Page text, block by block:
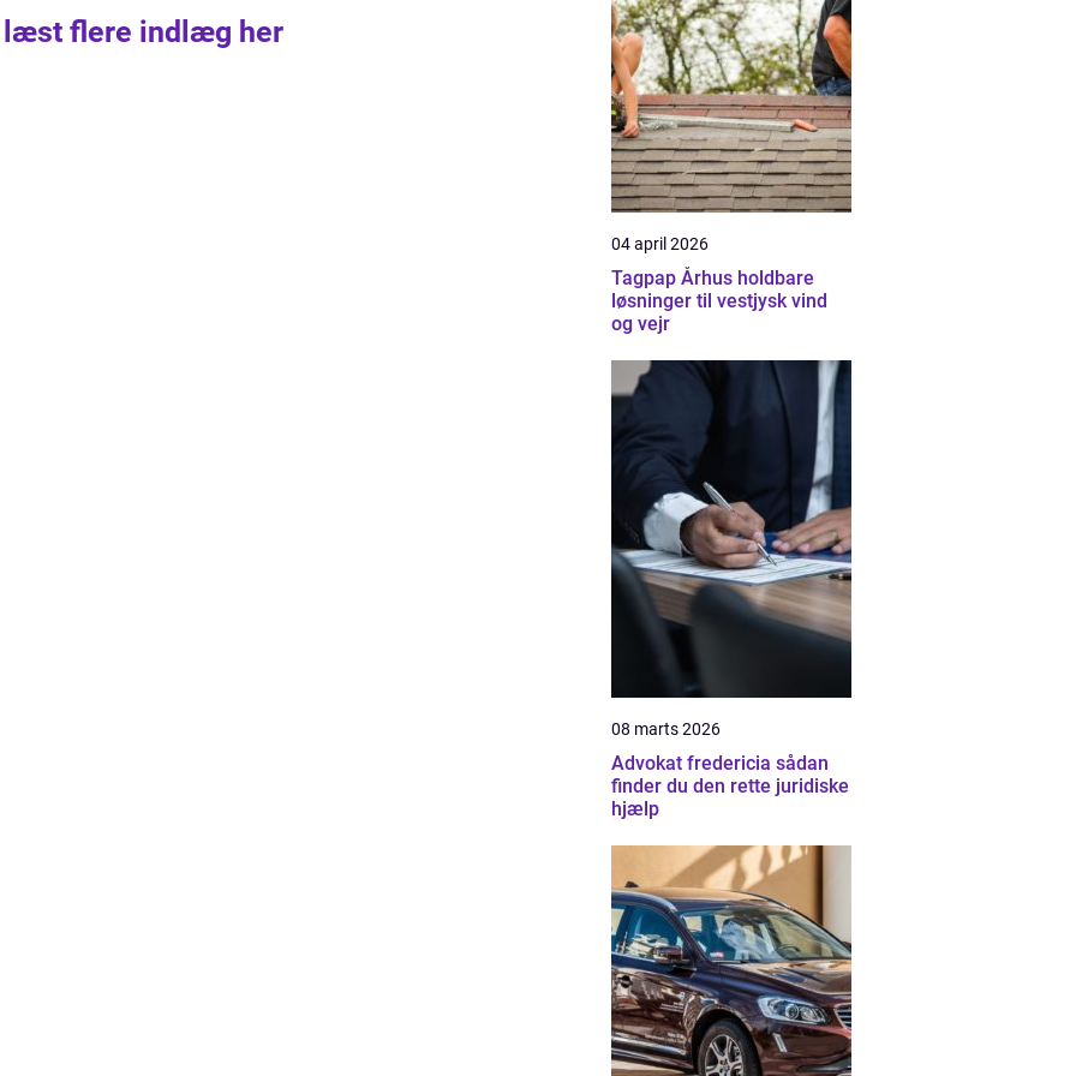
læst flere indlæg her
04 april 2026
Tagpap Århus holdbare
løsninger til vestjysk vind
og vejr
08 marts 2026
Advokat fredericia sådan
finder du den rette juridiske
hjælp